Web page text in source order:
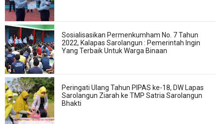
Sosialisasikan Permenkumham No. 7 Tahun
2022, Kalapas Sarolangun : Pemerintah Ingin
Yang Terbaik Untuk Warga Binaan
Peringati Ulang Tahun PIPAS ke-18, DW Lapas
Sarolangun Ziarah ke TMP Satria Sarolangun
Bhakti